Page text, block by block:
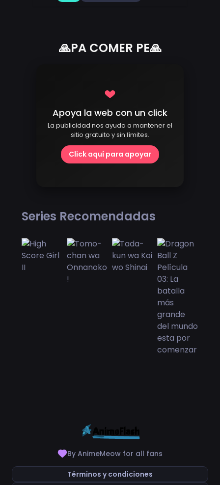
🙏PA COMER PE🙏
Apoya la web con un click
La publicidad nos ayuda a mantener el
sitio gratuito y sin límites.
Click aquí para apoyar
Series Recomendadas
By AnimeMeow for all fans
Términos y condiciones